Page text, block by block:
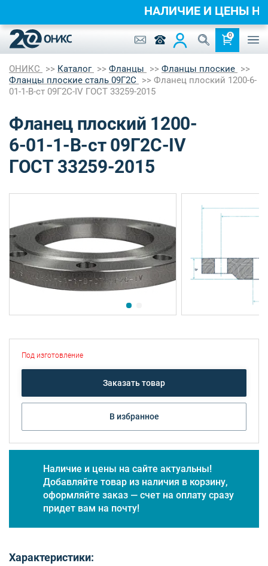
0
ОНИКС Каталог Фланцы
Фланцы плоские
Фланцы плоские сталь 09Г2С
Фланец плоский 1200-6-
01-1-B-ст 09Г2С-IV ГОСТ 33259-2015
Фланец плоский 1200-
6-01-1-B-ст 09Г2С-IV
ГОСТ 33259-2015
Под изготовление
Заказать товар
В избранное
Наличие и цены на сайте актуальны!
Добавляйте товар из наличия в корзину,
оформляйте заказ — счет на оплату сразу
придет вам на почту!
Характеристики:
НАЛИЧИЕ И